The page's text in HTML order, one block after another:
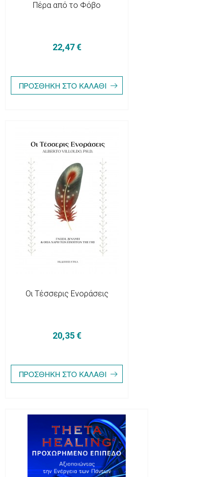
Πέρα από το Φόβο
22,47 €
Οι Τέσσερις Ενοράσεις
20,35 €